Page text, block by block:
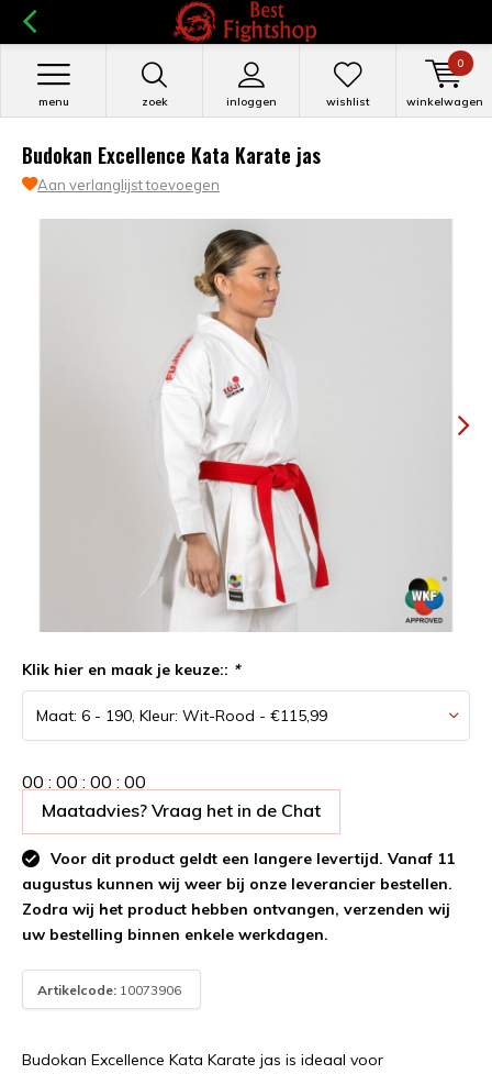
zoek inloggen
menu wishlist winkelwagen
0
Budokan Excellence Kata Karate jas
Aan verlanglijst toevoegen
Klik hier en maak je keuze:: *
00 : 00 : 00 : 00
Maatadvies? Vraag het in de Chat
Voor dit product geldt een langere levertijd. Vanaf 11
augustus kunnen wij weer bij onze leverancier bestellen.
Zodra wij het product hebben ontvangen, verzenden wij
uw bestelling binnen enkele werkdagen.
Artikelcode: 10073906
Budokan Excellence Kata Karate jas is ideaal voor